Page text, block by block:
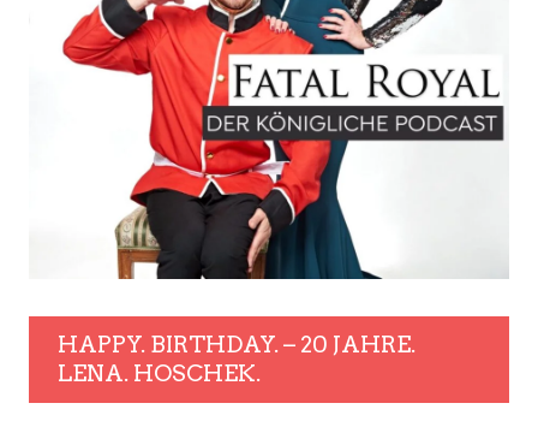
HAPPY. BIRTHDAY. – 20 JAHRE.
LENA. HOSCHEK.